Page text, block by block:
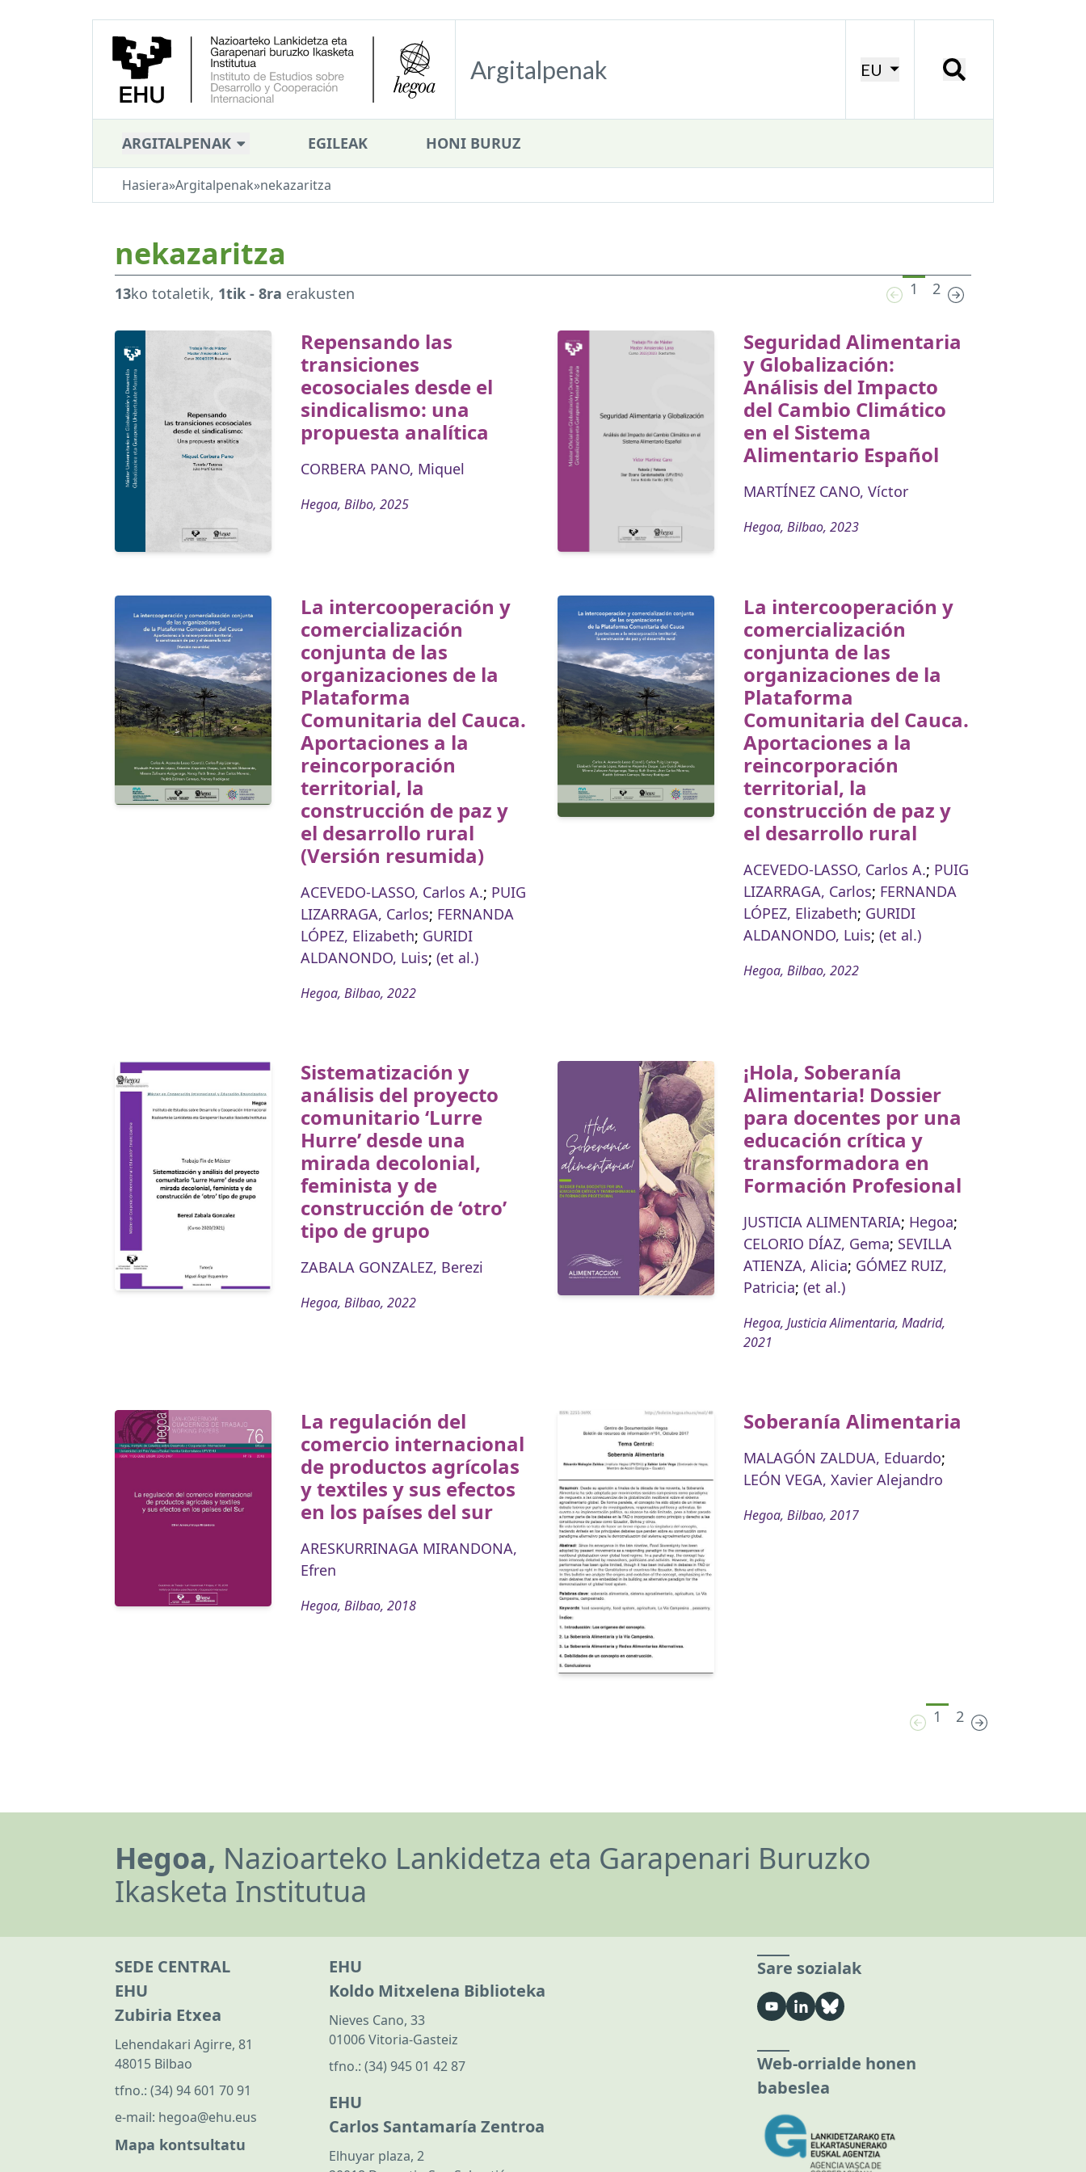
Argitalpenak EU
ARGITALPENAK EGILEAK HONI BURUZ
Hasiera»Argitalpenak»nekazaritza
nekazaritza
13ko totaletik, 1tik - 8ra erakusten 1 2
Repensando las
transiciones
ecosociales desde el
sindicalismo: una
propuesta analítica
CORBERA PANO, Miquel
Hegoa, Bilbo, 2025
Seguridad Alimentaria
y Globalización:
Análisis del Impacto
del Cambio Climático
en el Sistema
Alimentario Español
MARTÍNEZ CANO, Víctor
Hegoa, Bilbao, 2023
La intercooperación y
comercialización
conjunta de las
organizaciones de la
Plataforma
Comunitaria del Cauca.
Aportaciones a la
reincorporación
territorial, la
construcción de paz y
el desarrollo rural
(Versión resumida)
ACEVEDO-LASSO, Carlos A.; PUIG
LIZARRAGA, Carlos; FERNANDA
LÓPEZ, Elizabeth; GURIDI
ALDANONDO, Luis; (et al.)
Hegoa, Bilbao, 2022
La intercooperación y
comercialización
conjunta de las
organizaciones de la
Plataforma
Comunitaria del Cauca.
Aportaciones a la
reincorporación
territorial, la
construcción de paz y
el desarrollo rural
ACEVEDO-LASSO, Carlos A.; PUIG
LIZARRAGA, Carlos; FERNANDA
LÓPEZ, Elizabeth; GURIDI
ALDANONDO, Luis; (et al.)
Hegoa, Bilbao, 2022
Sistematización y
análisis del proyecto
comunitario ‘Lurre
Hurre’ desde una
mirada decolonial,
feminista y de
construcción de ‘otro’
tipo de grupo
ZABALA GONZALEZ, Berezi
Hegoa, Bilbao, 2022
¡Hola, Soberanía
Alimentaria! Dossier
para docentes por una
educación crítica y
transformadora en
Formación Profesional
JUSTICIA ALIMENTARIA; Hegoa;
CELORIO DÍAZ, Gema; SEVILLA
ATIENZA, Alicia; GÓMEZ RUIZ,
Patricia; (et al.)
Hegoa, Justicia Alimentaria, Madrid,
2021
La regulación del
comercio internacional
de productos agrícolas
y textiles y sus efectos
en los países del sur
ARESKURRINAGA MIRANDONA,
Efren
Hegoa, Bilbao, 2018
Soberanía Alimentaria
MALAGÓN ZALDUA, Eduardo;
LEÓN VEGA, Xavier Alejandro
Hegoa, Bilbao, 2017
1 2
Hegoa, Nazioarteko Lankidetza eta Garapenari Buruzko
Ikasketa Institutua
SEDE CENTRAL
EHU
Zubiria Etxea
Lehendakari Agirre, 81
48015 Bilbao
tfno.: (34) 94 601 70 91
e-mail: hegoa@ehu.eus
Mapa kontsultatu
EHU
Koldo Mitxelena Biblioteka
Nieves Cano, 33
01006 Vitoria-Gasteiz
tfno.: (34) 945 01 42 87
EHU
Carlos Santamaría Zentroa
Elhuyar plaza, 2
Sare sozialak
Web-orrialde honen
babeslea